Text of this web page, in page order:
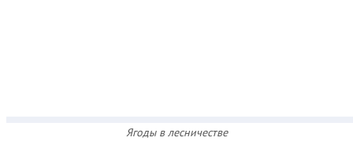
Ягоды в лесничестве